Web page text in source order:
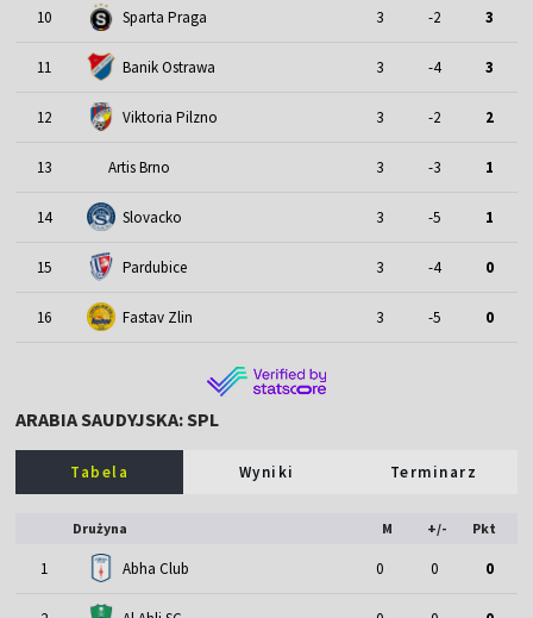
10 Sparta Praga 3 -2 3
11 Banik Ostrawa 3 -4 3
12 Viktoria Pilzno 3 -2 2
13 Artis Brno 3 -3 1
14 Slovacko 3 -5 1
15 Pardubice 3 -4 0
16 Fastav Zlin 3 -5 0
ARABIA SAUDYJSKA: SPL
Tabela Wyniki Terminarz
Drużyna M +/- Pkt
1 Abha Club 0 0 0